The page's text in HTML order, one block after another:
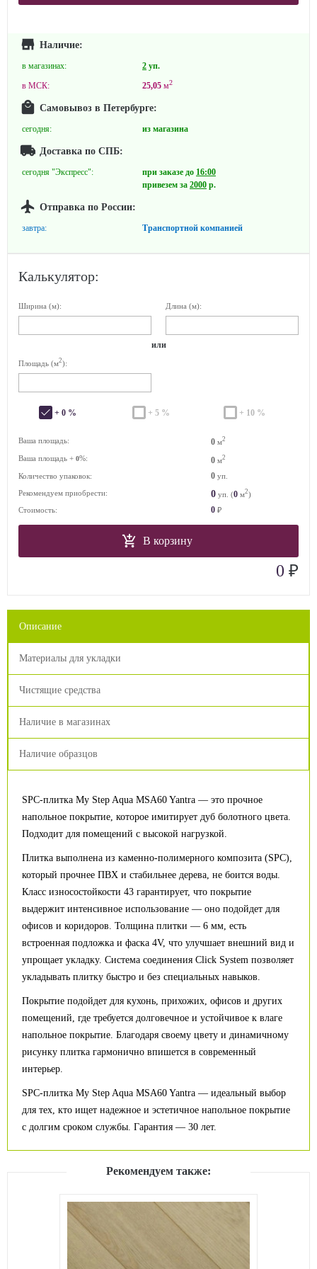
Наличие:
в магазинах: 2 уп.
в МСК:
25,05 м2
Самовывоз в Петербурге:
сегодня: из магазина
Доставка по СПБ:
сегодня "Экспресс": при заказе до 16:00
привезем за 2000 р.
Отправка по России:
завтра: Транспортной компанией
Калькулятор:
Ширина (м): Длина (м):
или
Площадь (м2):
+ 0 % + 5 % + 10 %
Ваша площадь: 0 м2
Ваша площадь + 0%: 0 м2
Количество упаковок: 0 уп.
Рекомендуем приобрести:
0 уп. (0 м2)
Стоимость:
0 ₽
В корзину
0 ₽
Описание
Материалы для укладки
Чистящие средства
Наличие в магазинах
Наличие образцов
SPC-плитка My Step Aqua MSA60 Yantra — это прочное
напольное покрытие, которое имитирует дуб болотного цвета.
Подходит для помещений с высокой нагрузкой.
Плитка выполнена из каменно-полимерного композита (SPC),
который прочнее ПВХ и стабильнее дерева, не боится воды.
Класс износостойкости 43 гарантирует, что покрытие
выдержит интенсивное использование — оно подойдет для
офисов и коридоров. Толщина плитки — 6 мм, есть
встроенная подложка и фаска 4V, что улучшает внешний вид и
упрощает укладку. Система соединения Click System позволяет
укладывать плитку быстро и без специальных навыков.
Покрытие подойдет для кухонь, прихожих, офисов и других
помещений, где требуется долговечное и устойчивое к влаге
напольное покрытие. Благодаря своему цвету и динамичному
рисунку плитка гармонично впишется в современный
интерьер.
SPC-плитка My Step Aqua MSA60 Yantra — идеальный выбор
для тех, кто ищет надежное и эстетичное напольное покрытие
с долгим сроком службы. Гарантия — 30 лет.
Рекомендуем также: